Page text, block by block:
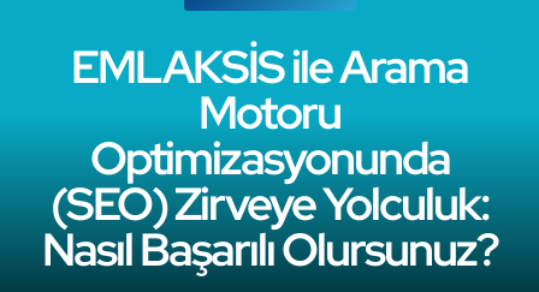
EMLAKSİS ile Arama
Motoru
Optimizasyonunda
(SEO) Zirveye Yolculuk:
Nasıl Başarılı Olursunuz?